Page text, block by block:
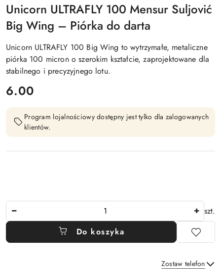
Unicorn ULTRAFLY 100 Mensur Suljović
Big Wing – Piórka do darta
Unicorn ULTRAFLY 100 Big Wing to wytrzymałe, metaliczne
piórka 100 micron o szerokim kształcie, zaprojektowane dla
stabilnego i precyzyjnego lotu.
cena:
6.00
Program lojalnościowy dostępny jest tylko dla zalogowanych
klientów.
szt.
Do koszyka
Zostaw telefon